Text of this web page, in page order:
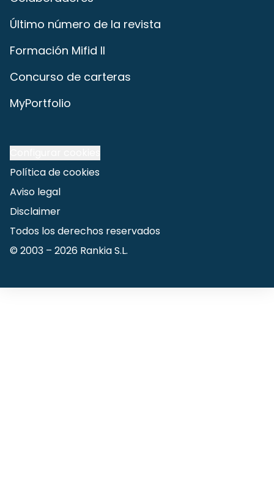
Último número de la revista
Formación Mifid II
Concurso de carteras
MyPortfolio
Política de cookies
Aviso legal
Disclaimer
Todos los derechos reservados
© 2003 – 2026 Rankia S.L.